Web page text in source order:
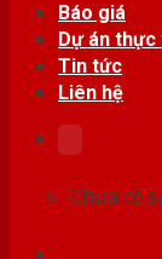
Báo giá
Dự án thực
Tin tức
Liên hệ
Chưa có